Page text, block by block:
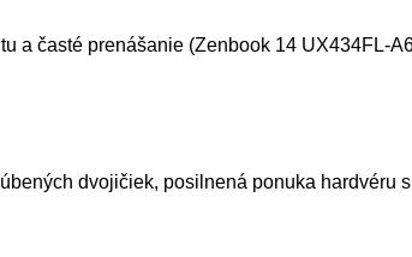
a časté prenášanie (Zenbook 14 UX434FL-
dvojičiek, posilnená ponuka hardvéru